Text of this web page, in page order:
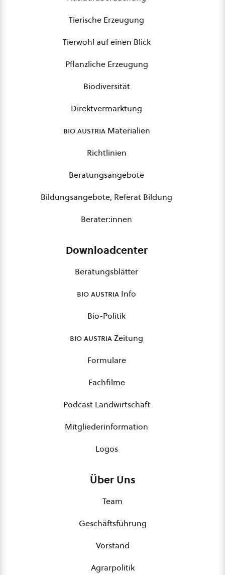
Tierische Erzeugung
Tierwohl auf einen Blick
Pflanzliche Erzeugung
Biodiversität
Direktvermarktung
bio austriaMaterialien
Richtlinien
Beratungsangebote
Bildungsangebote, Referat Bildung
Berater:innen
Downloadcenter
Beratungsblätter
bio austria Info
Bio-Politik
bio austriaZeitung
Formulare
Fachfilme
Podcast Landwirtschaft
Mitgliederinformation
Logos
Über Uns
Team
Geschäftsführung
Vorstand
Agrarpolitik